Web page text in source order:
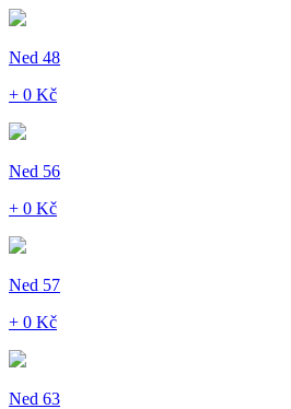
Ned 48
+ 0 Kč
Ned 56
+ 0 Kč
Ned 57
+ 0 Kč
Ned 63